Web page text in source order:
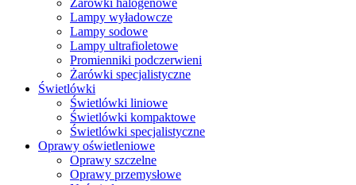
Lampy wyładowcze
Lampy sodowe
Lampy ultrafioletowe
Promienniki podczerwieni
Żarówki specjalistyczne
Świetlówki
Świetlówki liniowe
Świetlówki kompaktowe
Świetlówki specjalistyczne
Oprawy oświetleniowe
Oprawy szczelne
Oprawy przemysłowe